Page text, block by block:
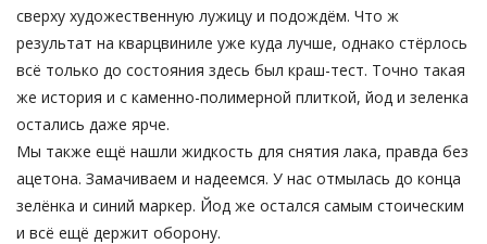
сверху художественную лужицу и подождём. Что ж
результат на кварцвиниле уже куда лучше, однако стёрлось
всё только до состояния здесь был краш-тест. Точно такая
же история и с каменно-полимерной плиткой, йод и зеленка
остались даже ярче.
Мы также ещё нашли жидкость для снятия лака, правда без
ацетона. Замачиваем и надеемся. У нас отмылась до конца
зелёнка и синий маркер. Йод же остался самым стоическим
и всё ещё держит оборону.